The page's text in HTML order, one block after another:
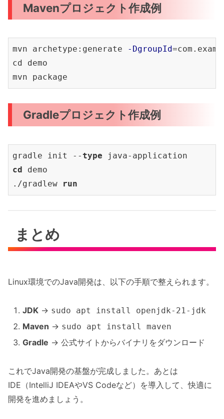
Mavenプロジェクト作成例
mvn archetype:generate -DgroupId
cd demo
Gradleプロジェクト作成例
gradle init --type
cd demo
./gradlew
run
まとめ
Linux環境でのJava開発は、以下の手順で整えられます。
JDK → sudo apt install openjdk-21-jdk
Maven → sudo apt install maven
Gradle → 公式サイトからバイナリをダウンロード
これでJava開発の基盤が完成しました。あとは
IDE（IntelliJ IDEAやVS Codeなど）を導入して、快適に
開発を進めましょう。